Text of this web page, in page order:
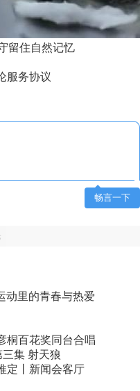
留住自然记忆
服务协议
畅言一下
动里的青春与热爱
桐百花奖同台合唱
三集 射天狼
定丨新闻会客厅